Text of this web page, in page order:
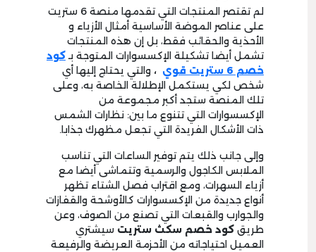
لم تقتصر المنتجات التي تقدمها منصة 6 ستريت
على عناصر الموضة الأساسية أمثال الأزياء و
الأحذية والحقائب فقط، بل إن هذه المنتجات
تشمل أيضا تشكيلة الإكسسوارات المتوجة بـكود
خصم 6 ستريت قوي
، والتي يحتاج إليها أي
شخص لكي يستكمل الإطلالة الخاصة به، وعلى
تلك المنصة ستجد أكبر مجموعة من
الإكسسوارات التي تتنوع ما بين: نظارات الشمس
ذات الأشكال الفريدة التي تجعل مظهرك جذابا.
وإلى جانب ذلك يتم توفير الساعات التي تناسب
الملابس الكاجول والرسمية وتتماشى أيضا مع
أزياء السهرات، ومع اقتراب فصل الشتاء تظهر
أنواع جديدة من الإكسسوارات كالأوشحة والقفازات
والجوارب والقبعات التي تصنع من الصوف، وعن
طريق كود خصم سكث ستريت سيشتري
العميل احتياجاته من الأحزمة العريضة والرفيعة